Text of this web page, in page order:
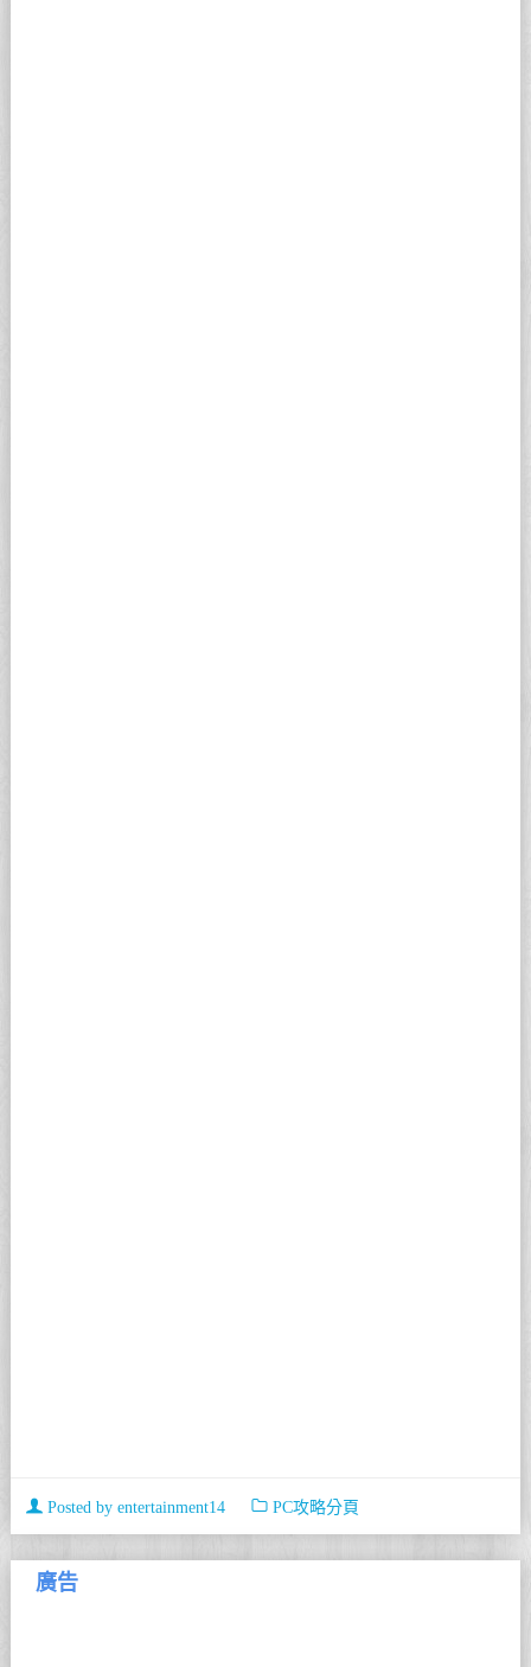
Posted by entertainment14 PC攻略分頁
廣告